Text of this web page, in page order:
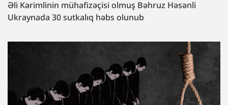
Əli Kərimlinin mühafizəçisi olmuş Bəhruz Həsənli
Ukraynada 30 sutkalıq həbs olunub